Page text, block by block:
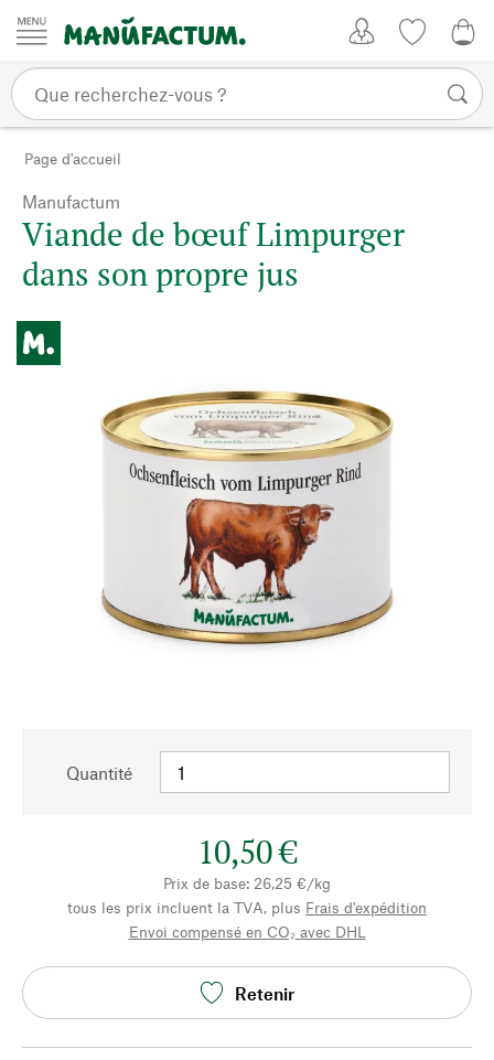
Passer au contenu
Page d'accueil
Manufactum
Viande de bœuf Limpurger
dans son propre jus
Quantité
10,50 €
Prix de base: 26,25 €/kg
tous les prix incluent la TVA, plus Frais d'expédition
Envoi compensé en CO₂ avec DHL
Retenir